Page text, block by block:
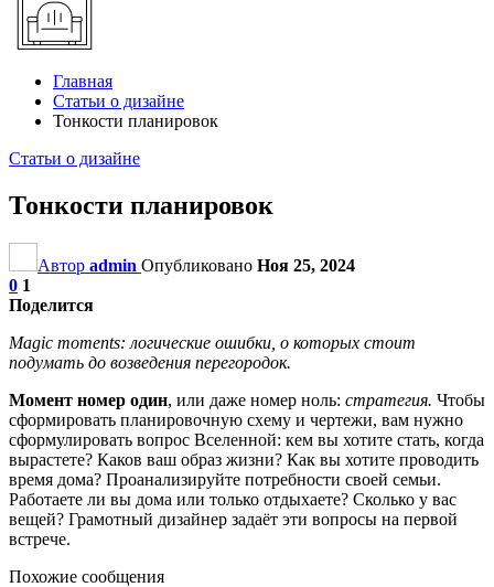
Главная
Статьи о дизайне
Тонкости планировок
Статьи о дизайне
Тонкости планировок
Автор admin Опубликовано Ноя 25, 2024
0 1
Поделится
Magic moments: логические ошибки, о которых стоит
подумать до возведения перегородок.
Момент номер один, или даже номер ноль: стратегия. Чтобы
сформировать планировочную схему и чертежи, вам нужно
сформулировать вопрос Вселенной: кем вы хотите стать, когда
вырастете? Каков ваш образ жизни? Как вы хотите проводить
время дома? Проанализируйте потребности своей семьи.
Работаете ли вы дома или только отдыхаете? Сколько у вас
вещей? Грамотный дизайнер задаёт эти вопросы на первой
встрече.
Похожие сообщения